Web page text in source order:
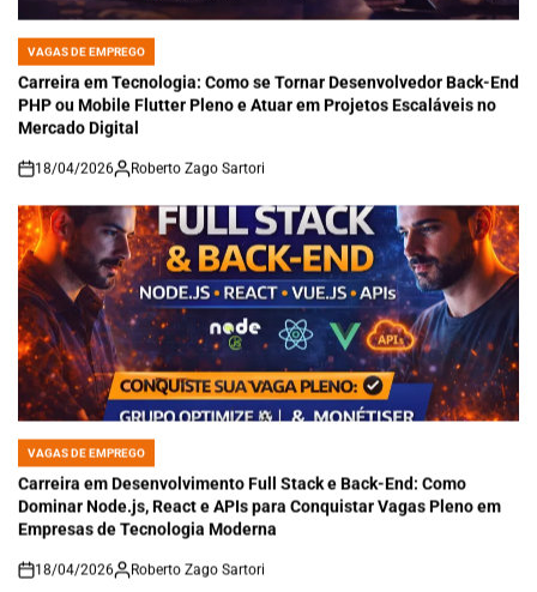
POSTED
IN
VAGAS DE EMPREGO
Carreira em Tecnologia: Como se Tornar Desenvolvedor Back-End
PHP ou Mobile Flutter Pleno e Atuar em Projetos Escaláveis no
Mercado Digital
on
18/04/2026 Roberto Zago Sartori
POSTED
IN
VAGAS DE EMPREGO
Carreira em Desenvolvimento Full Stack e Back-End: Como
Dominar Node.js, React e APIs para Conquistar Vagas Pleno em
Empresas de Tecnologia Moderna
on
18/04/2026 Roberto Zago Sartori